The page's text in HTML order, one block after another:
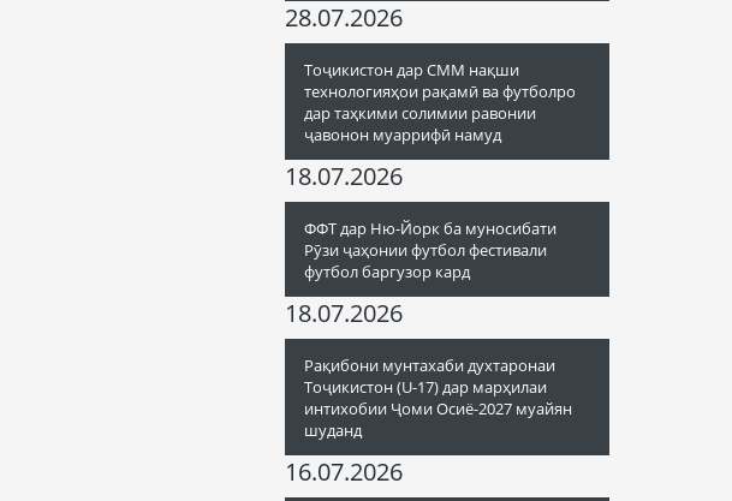
28.07.2026
Тоҷикистон дар СММ нақши
технологияҳои рақамӣ ва футболро
дар таҳкими солимии равонии
ҷавонон муаррифӣ намуд
18.07.2026
ФФТ дар Ню-Йорк ба муносибати
Рӯзи ҷаҳонии футбол фестивали
футбол баргузор кард
18.07.2026
Рақибони мунтахаби духтаронаи
Тоҷикистон (U-17) дар марҳилаи
интихобии Ҷоми Осиё-2027 муайян
шуданд
16.07.2026